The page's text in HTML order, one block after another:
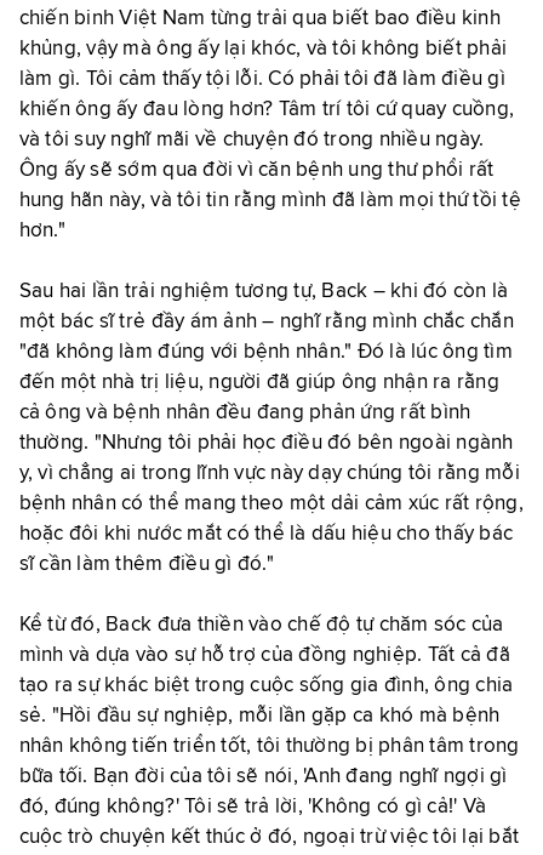
chiến binh Việt Nam từng trải qua biết bao điều kinh
khủng, vậy mà ông ấy lại khóc, và tôi không biết phải
làm gì. Tôi cảm thấy tội lỗi. Có phải tôi đã làm điều gì
khiến ông ấy đau lòng hơn? Tâm trí tôi cứ quay cuồng,
và tôi suy nghĩ mãi về chuyện đó trong nhiều ngày.
Ông ấy sẽ sớm qua đời vì căn bệnh ung thư phổi rất
hung hãn này, và tôi tin rằng mình đã làm mọi thứ tồi tệ
hơn."
Sau hai lần trải nghiệm tương tự, Back – khi đó còn là
một bác sĩ trẻ đầy ám ảnh – nghĩ rằng mình chắc chắn
"đã không làm đúng với bệnh nhân." Đó là lúc ông tìm
đến một nhà trị liệu, người đã giúp ông nhận ra rằng
cả ông và bệnh nhân đều đang phản ứng rất bình
thường. "Nhưng tôi phải học điều đó bên ngoài ngành
y, vì chẳng ai trong lĩnh vực này dạy chúng tôi rằng mỗi
bệnh nhân có thể mang theo một dải cảm xúc rất rộng,
hoặc đôi khi nước mắt có thể là dấu hiệu cho thấy bác
sĩ cần làm thêm điều gì đó."
Kể từ đó, Back đưa thiền vào chế độ tự chăm sóc của
mình và dựa vào sự hỗ trợ của đồng nghiệp. Tất cả đã
tạo ra sự khác biệt trong cuộc sống gia đình, ông chia
sẻ. "Hồi đầu sự nghiệp, mỗi lần gặp ca khó mà bệnh
nhân không tiến triển tốt, tôi thường bị phân tâm trong
bữa tối. Bạn đời của tôi sẽ nói, 'Anh đang nghĩ ngợi gì
đó, đúng không?' Tôi sẽ trả lời, 'Không có gì cả!' Và
cuộc trò chuyện kết thúc ở đó, ngoại trừ việc tôi lại bắt